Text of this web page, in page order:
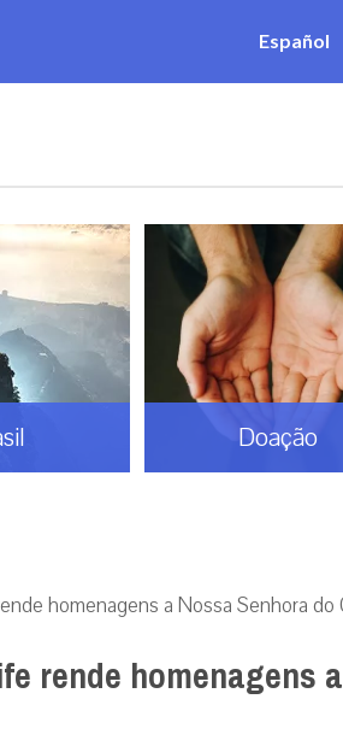
Español
Doação
homenagens a Nossa Senhora do
rende homenagens